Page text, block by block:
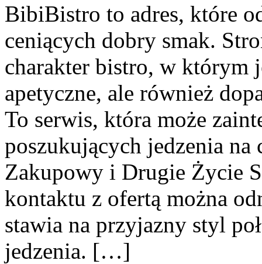
BibiBistro to adres, które
ceniących dobry smak.
charakter bistro, w którym
apetyczne, ale również
To serwis, która może
poszukujących jedzenia
Zakupowy i Drugie Życie
kontaktu z ofertą można
stawia na przyjazny styl
jedzenia. […]